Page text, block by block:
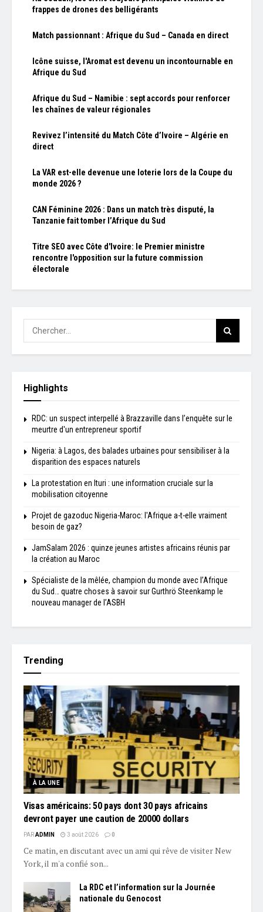
frappes de drones des belligérants
Match passionnant : Afrique du Sud – Canada en direct
Icône suisse, l'Aromat est devenu un incontournable en
Afrique du Sud
Afrique du Sud – Namibie : sept accords pour renforcer
les chaînes de valeur régionales
Revivez l’intensité du Match Côte d’Ivoire – Algérie en
direct
La VAR est-elle devenue une loterie lors de la Coupe du
monde 2026 ?
CAN Féminine 2026 : Dans un match très disputé, la
Tanzanie fait tomber l’Afrique du Sud
Titre SEO avec Côte d'Ivoire: le Premier ministre
rencontre l'opposition sur la future commission
électorale
Highlights
RDC: un suspect interpellé à Brazzaville dans l’enquête sur le
meurtre d'un entrepreneur sportif
Nigeria: à Lagos, des balades urbaines pour sensibiliser à la
disparition des espaces naturels
La protestation en Ituri : une information cruciale sur la
mobilisation citoyenne
Projet de gazoduc Nigeria-Maroc: l'Afrique a-t-elle vraiment
besoin de gaz?
JamSalam 2026 : quinze jeunes artistes africains réunis par
la création au Maroc
Spécialiste de la mêlée, champion du monde avec l’Afrique
du Sud… quatre choses à savoir sur Gurthrö Steenkamp le
nouveau manager de l’ASBH
Trending
À LA UNE
Visas américains: 50 pays dont 30 pays africains
devront payer une caution de 20000 dollars
PARADMIN 3 août 2026 0
Ce matin, en discutant avec un ami qui rêve de visiter New
York, il m'a confié son...
La RDC et l’information sur la Journée
nationale du Genocost